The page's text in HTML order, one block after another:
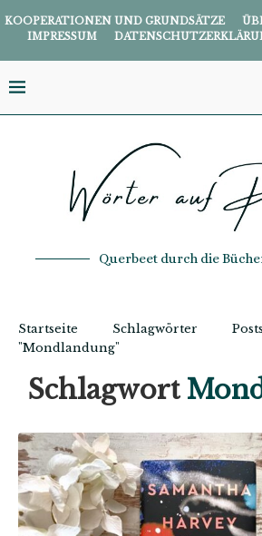
KOOPERATIONEN UND GRUNDSÄTZE
IMPRESSUM
Querbeet durch die
Startseite Schlagwörter
"Mondlandung"
Schlagwort